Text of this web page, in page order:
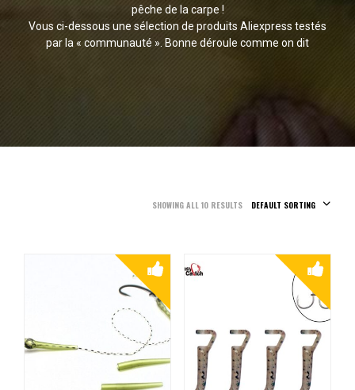
pêche de la carpe !
Vous ci-dessous une sélection de produits Aliexpress testés
par la « communauté ». Bonne déroule comme on dit
DEFAULT SORTING
SHOWING ALL 10 RESULTS